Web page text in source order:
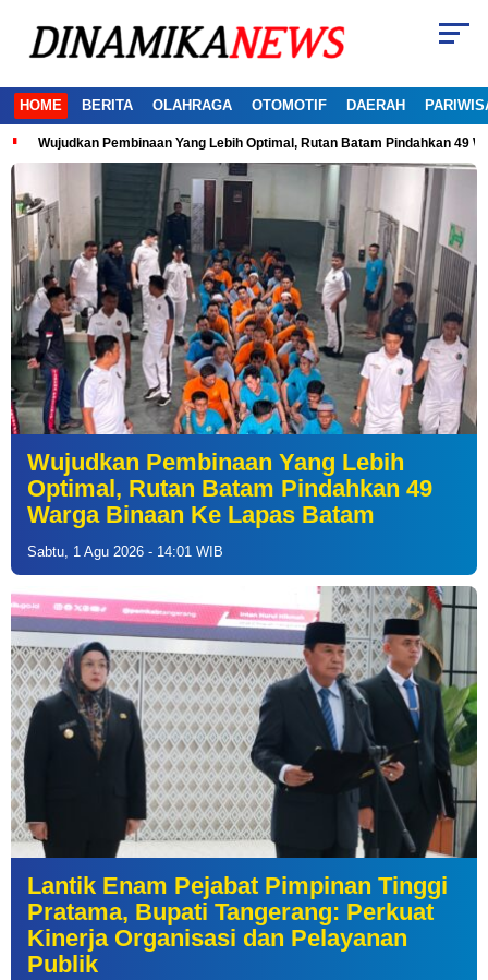
HOME BERITA OLAHRAGA OTOMOTIF DAERAH
Wujudkan Pembinaan Yang Lebih Optimal, Rutan Batam Pindahkan 49
Wujudkan Pembinaan Yang Lebih
Optimal, Rutan Batam Pindahkan 49
Warga Binaan Ke Lapas Batam
Sabtu, 1 Agu 2026 - 14:01 WIB
Lantik Enam Pejabat Pimpinan Tinggi
Pratama, Bupati Tangerang: Perkuat
Kinerja Organisasi dan Pelayanan
Publik